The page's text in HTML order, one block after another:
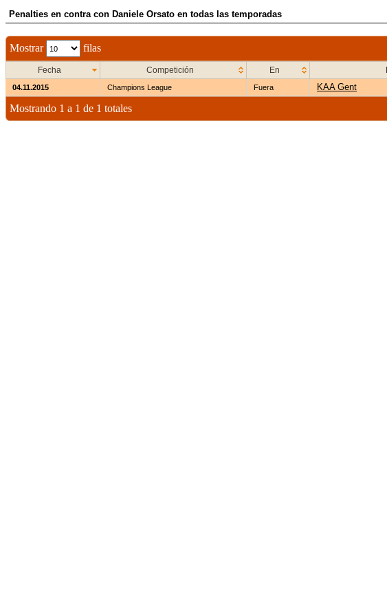
Penalties en contra con Daniele Orsato en todas las temporadas
Mostrar filas
Fecha Competición En
04.11.2015 Champions League Fuera KAA Gent
Mostrando 1 a 1 de 1 totales